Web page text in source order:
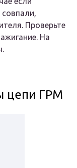
Проверьте
На
цепи ГРМ